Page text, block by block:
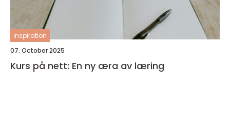
inspiration
07. October 2025
Kurs på nett: En ny æra av læring